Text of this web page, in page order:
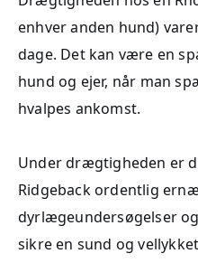
enhver anden hund)
dage. Det kan være en
hund og ejer, når man
hvalpes ankomst.
Under drægtigheden er
Ridgeback ordentlig
dyrlægeundersøgelser
sikre en sund og